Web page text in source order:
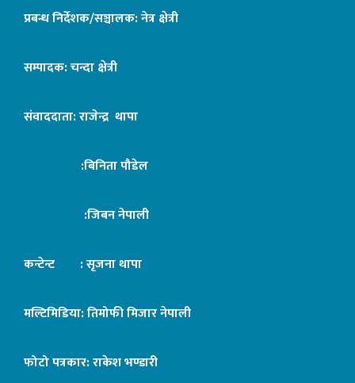
प्रबन्ध निर्देशक/सञ्चालक: नेत्र क्षेत्री
सम्पादक: चन्दा क्षेत्री
संवाददाता: राजेन्द्र थापा
:बिनिता पौडेल
:जिबन नेपाली
कन्टेन्ट : सृजना थापा
मल्टिमिडिया: तिमोफी मिजार नेपाली
फोटो पत्रकार: राकेश भण्डारी